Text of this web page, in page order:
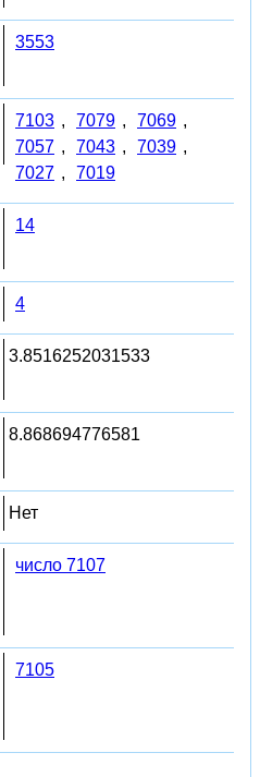
3553
7103 , 7079 , 7069 ,
7057 , 7043 , 7039 ,
7027 , 7019
14
4
3.8516252031533
8.868694776581
Нет
число 7107
7105